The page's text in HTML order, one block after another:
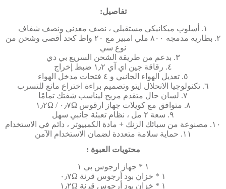
تفاصيل:
١. أسلوب ميكانيكي مستقبلي ، نصف معدني ونصف شفاف
٢. بطاريه مدمجه ٨٠٠ ملي امبير مع ٢٠ واط كحد أقصى وشحن من
نوع سي
٣. بدعم من طريقة الشحن السريع بي دي
٤. رقاقة جين اي آي ١٫٢ ضبط إخراج
٥. تعديل الهواء الجانبي و ٤ فتحات مدخل الهواء
٦. تكنولوجيا الانحلال ايتو وتصميم براءة اختراع مانع للتسرب
٧. لسان حال متقدم مريح ليناسب شفتك تمامًا
٨. متوافق مع كويلات جهاز ارقوس ٠٫٧Ω / ١٫٢Ω
٩. سعة ٢ مل ، نظام تعبئة جانبي سهل
١٠. مصنوعة من سبائك الزنك + مادة الكمبيوتر ، دائم في الاستخدام
١١. حماية سلامة متعددة لضمان الاستخدام الآمن
محتويات العبوة :
١ * جهاز ارجوس بي ١
١ * خزان بود أرجوس قرنة ٠٫٧Ω
١ * خزان بود أرجوس قرنة ١٫٢Ω